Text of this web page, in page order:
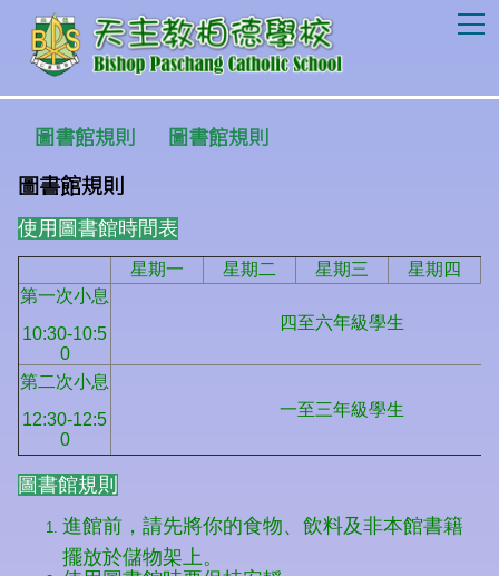
圖書館規則 圖書館規則
圖書館規則